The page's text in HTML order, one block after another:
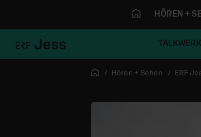
HÖREN +
TALKWERK
Startseite
Hören + Sehen ERF